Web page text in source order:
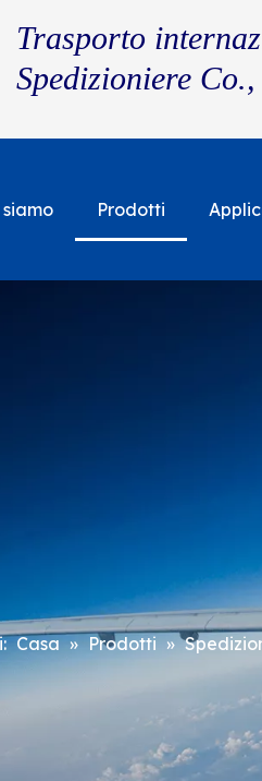
Trasporto
Spedizioniere
siamo Prodotti
Casa » Prodotti »